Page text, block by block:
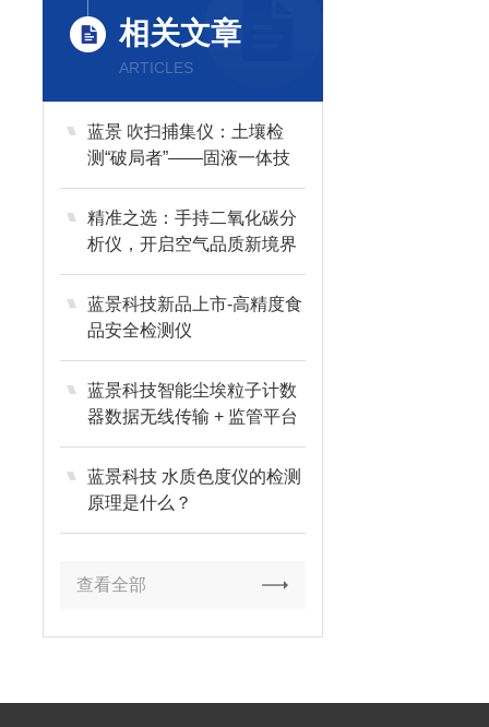
相关文章
ARTICLES
蓝景 吹扫捕集仪：土壤检
测“破局者”——固液一体技
术攻克基质难题
精准之选：手持二氧化碳分
析仪，开启空气品质新境界
蓝景科技新品上市-高精度食
品安全检测仪
蓝景科技智能尘埃粒子计数
器数据无线传输 + 监管平台
蓝景科技 水质色度仪的检测
原理是什么？
查看全部